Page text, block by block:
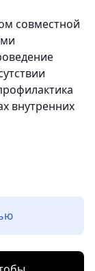
совместной
внутренних